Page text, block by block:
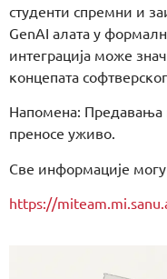
студенти спремни и
GenAI алата у
интеграција може
концепата
Напомена: Предавања
преносе уживо.
Све информације
https://